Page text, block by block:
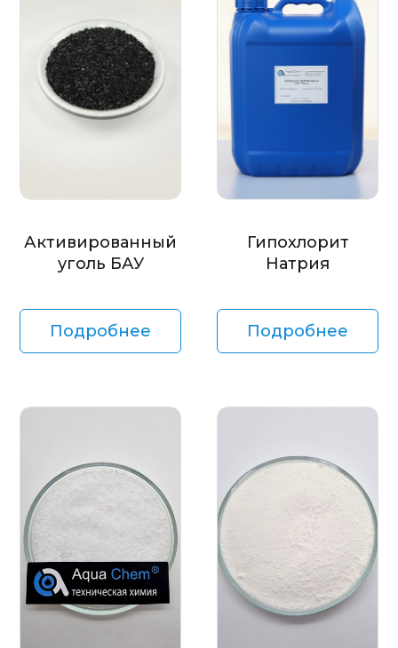
Активированный
уголь БАУ
Подробнее
Гипохлорит
Натрия
Подробнее